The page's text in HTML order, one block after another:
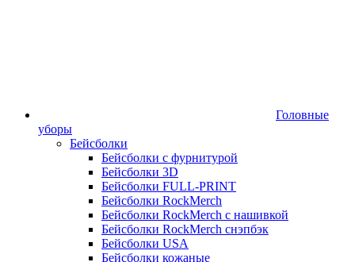
Головные
уборы
Бейсболки
Бейсболки с фурнитурой
Бейсболки 3D
Бейсболки FULL-PRINT
Бейсболки RockMerch
Бейсболки RockMerch с нашивкой
Бейсболки RockMerch снэпбэк
Бейсболки USA
Бейсболки кожаные